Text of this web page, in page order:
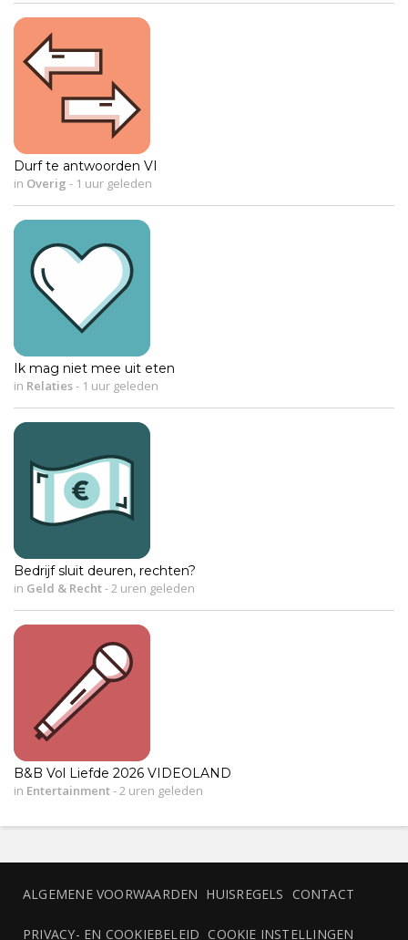
Durf te antwoorden VI
in Overig - 1 uur geleden
Ik mag niet mee uit eten
in Relaties- 1 uur geleden
Bedrijf sluit deuren, rechten?
in Geld & Recht-2 uren geleden
B&B Vol Liefde 2026 VIDEOLAND
in Entertainment-2 uren geleden
ALGEMENE VOORWAARDEN HUISREGELS CONTACT
PRIVACY- EN COOKIEBELEID COOKIE INSTELLINGEN